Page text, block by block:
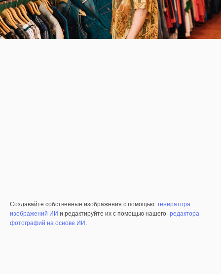
Создавайте собственные изображения с помощью генератора
изображений ИИ и редактируйте их с помощью нашего редактора
фотографий на основе ИИ.